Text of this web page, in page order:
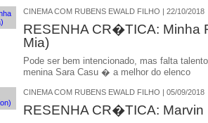
CINEMA COM RUBENS EWALD FILHO | 22/10/2018
RESENHA CR�TICA: Minha
Mia)
Pode ser bem intencionado, mas falta
menina Sara Casu � a melhor do elenco
CINEMA COM RUBENS EWALD FILHO | 05/09/2018
RESENHA CR�TICA: